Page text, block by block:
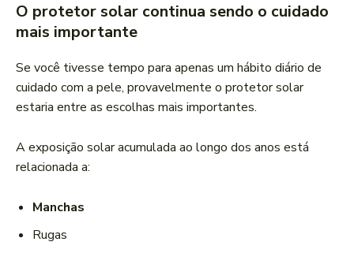
O protetor solar continua sendo o cuidado
mais importante
Se você tivesse tempo para apenas um hábito diário de
cuidado com a pele, provavelmente o protetor solar
estaria entre as escolhas mais importantes.
A exposição solar acumulada ao longo dos anos está
relacionada a:
Manchas
Rugas